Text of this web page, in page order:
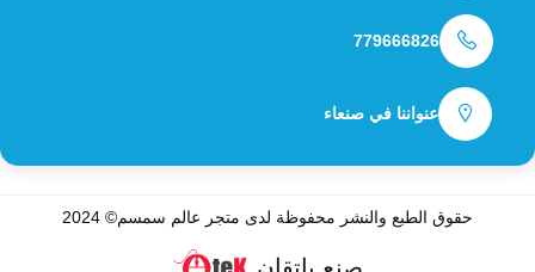
779666826
عنواننا في صنعاء
حقوق الطبع والنشر محفوظة لدى متجر عالم سمسم© 2024